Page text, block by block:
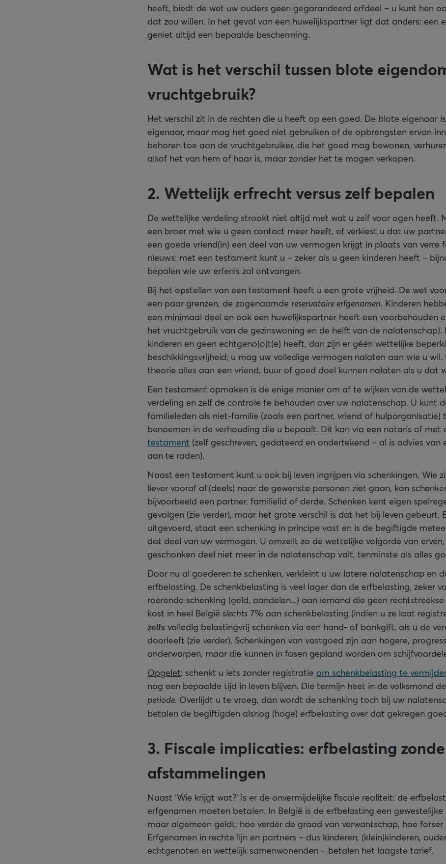
heeft, biedt de wet uw ouders geen gegarandeerd erfdeel – u kunt hen
dat zou willen. In het geval van een huwelijkspartner ligt dat anders: een
geniet altijd een bepaalde bescherming.
Wat is het verschil tussen blote
vruchtgebruik?
Het verschil zit in de rechten die u heeft op een goed. De blote eigenaar
eigenaar, maar mag het goed niet gebruiken of de opbrengsten ervan
behoren toe aan de vruchtgebruiker, die het goed mag bewonen,
alsof het van hem of haar is, maar zonder het te mogen verkopen.
2. Wettelijk erfrecht versus zelf bepalen
De wettelijke verdeling strookt niet altijd met wat u zelf voor ogen heeft.
een broer met wie u geen contact meer heeft, of verkiest u dat uw
een goede vriend(in) een deel van uw vermogen krijgt in plaats van verre
nieuws: met een testament kunt u – zeker als u geen kinderen heeft –
bepalen wie uw erfenis zal ontvangen.
Bij het opstellen van een testament heeft u een grote vrijheid. De wet
een paar grenzen, de zogenaamde reservataire erfgenamen. Kinderen
een minimaal deel en ook een huwelijkspartner heeft een voorbehouden
het vruchtgebruik van de gezinswoning en de helft van de nalatenschap).
kinderen en geen echtgeno(o)t(e) heeft, dan zijn er géén wettelijke
beschikkingsvrijheid; u mag uw volledige vermogen nalaten aan wie u wil.
theorie alles aan een vriend, buur of goed doel kunnen nalaten als u dat
Een testament opmaken is de enige manier om af te wijken van de
verdeling en zelf de controle te behouden over uw nalatenschap. U kunt
familieleden als niet-familie (zoals een partner, vriend of
benoemen in de verhouding die u bepaalt. Dit kan via een notaris of met
testament (zelf geschreven, gedateerd en ondertekend – al is advies van
aan te raden).
Naast een testament kunt u ook bij leven ingrijpen via schenkingen. Wie
liever vooraf al (deels) naar de gewenste personen ziet gaan, kan
bijvoorbeeld een partner, familielid of derde. Schenken kent eigen
gevolgen (zie verder), maar het grote verschil is dat het bij leven gebeurt.
uitgevoerd, staat een schenking in principe vast en is de begiftigde
dat deel van uw vermogen. U omzeilt zo de wettelijke volgorde van
geschonken deel niet meer in de nalatenschap valt, tenminste als alles
Door nu al goederen te schenken, verkleint u uw latere nalatenschap en
erfbelasting. De schenkbelasting is veel lager dan de erfbelasting, zeker
roerende schenking (geld, aandelen...) aan iemand die geen
kost in heel België slechts 7% aan schenkbelasting (indien u ze laat
zelfs volledig belastingvrij schenken via een hand- of bankgift, als u de
doorleeft (zie verder). Schenkingen van vastgoed zijn aan hogere,
onderworpen, maar die kunnen in fasen gepland worden om
Opgelet: schenkt u iets zonder registratie om schenkbelasting te
nog een bepaalde tijd in leven blijven. Die termijn heet in de volksmond de
periode. Overlijdt u te vroeg, dan wordt de schenking toch bij uw
betalen de begiftigden alsnog (hoge) erfbelasting over dat gekregen
3. Fiscale implicaties: erfbelasting
afstammelingen
Naast ‘Wie krijgt wat?’ is er de onvermijdelijke fiscale realiteit: de
erfgenamen moeten betalen. In België is de erfbelasting een gewestelijke
maar algemeen geldt: hoe verder de graad van verwantschap, hoe forser
Erfgenamen in rechte lijn en partners – dus kinderen, (klein)kinderen,
echtgenoten en wettelijk samenwonenden – betalen het laagste tarief.